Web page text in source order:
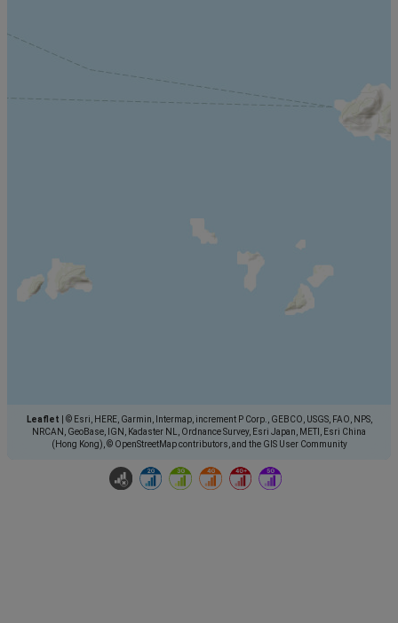
Leaflet
© Esri, HERE, Garmin, Intermap, increment P Corp., GEBCO, USGS, FAO, NPS,
NRCAN, GeoBase, IGN, Kadaster NL, Ordnance Survey, Esri Japan, METI, Esri China
(Hong Kong), © OpenStreetMap contributors, and the GIS User Community